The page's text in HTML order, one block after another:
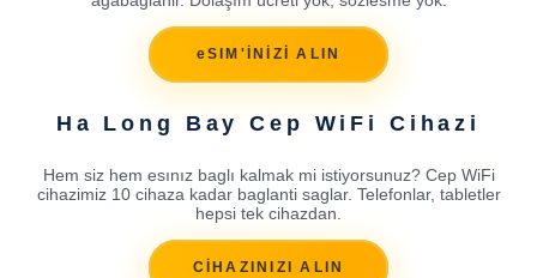
eSIM'İNİZİ ALIN
Ha Long Bay Cep WiFi Cihazi
Hem siz hem esınız baglı kalmak mi istiyorsunuz? Cep WiFi
cihazimiz 10 cihaza kadar baglanti saglar. Telefonlar, tabletler
hepsi tek cihazdan.
CİHAZINIZI ALIN